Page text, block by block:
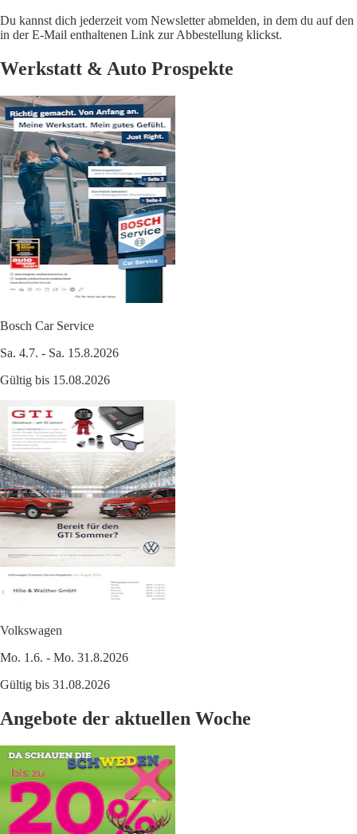
Du kannst dich jederzeit vom Newsletter abmelden, in dem du auf den
in der E-Mail enthaltenen Link zur Abbestellung klickst.
Werkstatt & Auto Prospekte
Bosch Car Service
Sa. 4.7. - Sa. 15.8.2026
Gültig bis 15.08.2026
Volkswagen
Mo. 1.6. - Mo. 31.8.2026
Gültig bis 31.08.2026
Angebote der aktuellen Woche